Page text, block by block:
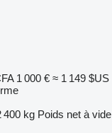
1 000 € ≈ 1 149 $US
400 kg Poids net à vide